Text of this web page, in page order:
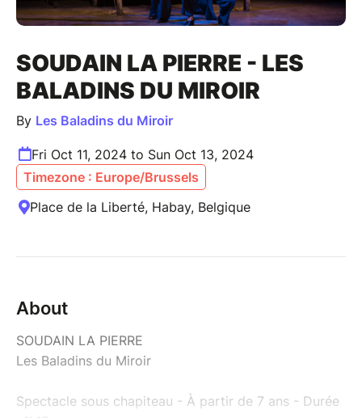
SOUDAIN LA PIERRE - LES
BALADINS DU MIROIR
By Les Baladins du Miroir
Fri Oct 11, 2024 to Sun Oct 13, 2024
Timezone : Europe/Brussels
Place de la Liberté, Habay, Belgique
About
SOUDAIN LA PIERRE
Les Baladins du Miroir
Spectacle sous chapiteau - À partir de 7 ans - Durée